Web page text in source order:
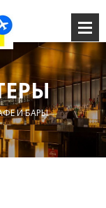
И БАРЫ